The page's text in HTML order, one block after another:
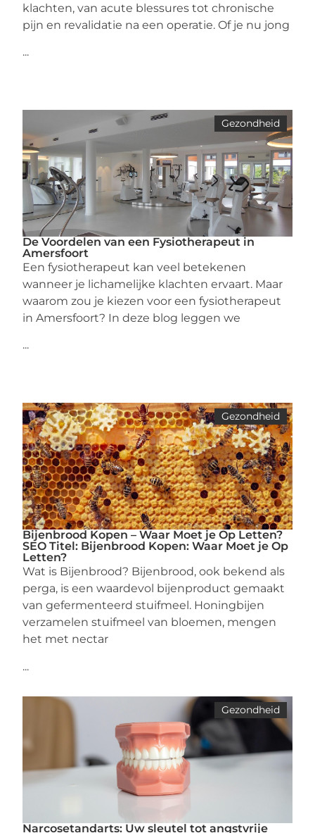
klachten, van acute blessures tot chronische
pijn en revalidatie na een operatie. Of je nu jong
...
Gezondheid
De Voordelen van een Fysiotherapeut in
Amersfoort
Een fysiotherapeut kan veel betekenen
wanneer je lichamelijke klachten ervaart. Maar
waarom zou je kiezen voor een fysiotherapeut
in Amersfoort? In deze blog leggen we
...
Gezondheid
Bijenbrood Kopen – Waar Moet je Op Letten?
SEO Titel: Bijenbrood Kopen: Waar Moet je Op
Letten?
Wat is Bijenbrood? Bijenbrood, ook bekend als
perga, is een waardevol bijenproduct gemaakt
van gefermenteerd stuifmeel. Honingbijen
verzamelen stuifmeel van bloemen, mengen
het met nectar
...
Gezondheid
Narcosetandarts: Uw sleutel tot angstvrije